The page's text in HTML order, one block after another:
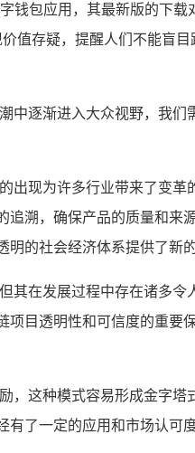
钱包应用，其最新版的下
值存疑，提醒人们不能盲
逐渐进入大众视野，我
现为许多行业带来了变
溯，确保产品的质量和来
的社会经济体系提供了新
其在发展过程中存在诸多
目透明性和可信度的重要
这种模式容易形成金字
了一定的应用和市场认可